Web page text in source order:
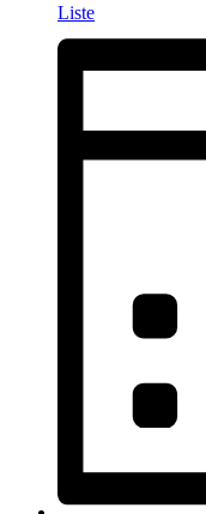
Liste